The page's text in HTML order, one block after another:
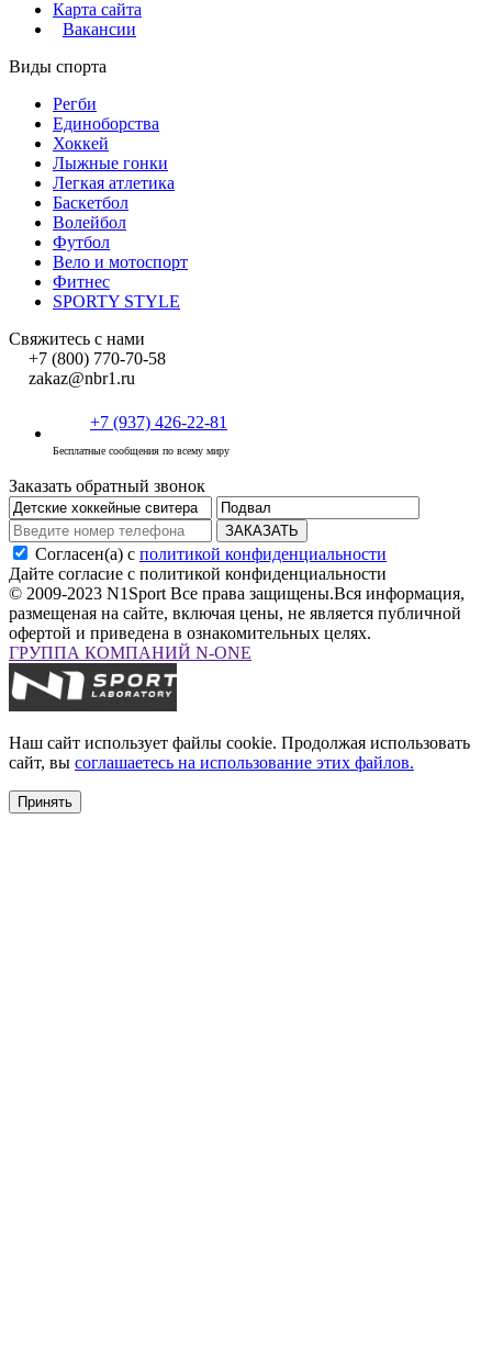
Карта сайта
Вакансии
Виды спорта
Регби
Единоборства
Хоккей
Лыжные гонки
Легкая атлетика
Баскетбол
Волейбол
Футбол
Вело и мотоспорт
Фитнес
SPORTY STYLE
Свяжитесь с нами
+7 (800) 770-70-58
zakaz@nbr1.ru
+7 (937) 426-22-81
Бесплатные сообщения по всему миру
Заказать обратный звонок
ЗАКАЗАТЬ
Согласен(а) с политикой конфиденциальности
Дайте согласие с политикой конфиденциальности
© 2009-2023 N1Sport Все права защищены.Вся информация,
размещеная на сайте, включая цены, не является публичной
офертой и приведена в ознакомительных целях.
ГРУППА КОМПАНИЙ N-ONE
Наш сайт использует файлы cookie. Продолжая использовать
сайт, вы соглашаетесь на использование этих файлов.
Принять